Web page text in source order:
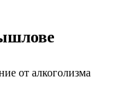
от алкоголизма